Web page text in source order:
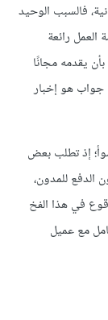
فالسبب الوحيد
رائعة
يقدمه مجانًا
جواب هو إخبار
إذ تطلب بعض
الدفع للمدون،
في هذا الفخ
مع عميل